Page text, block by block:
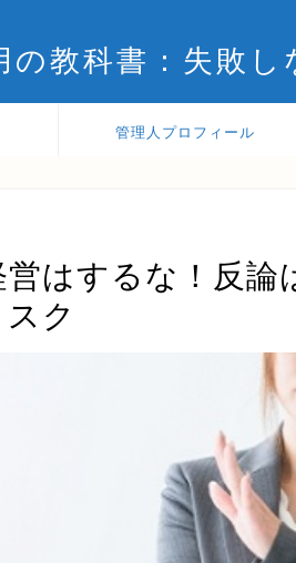
の教科書：失敗
管理人プロフィール
はするな！反論
ク